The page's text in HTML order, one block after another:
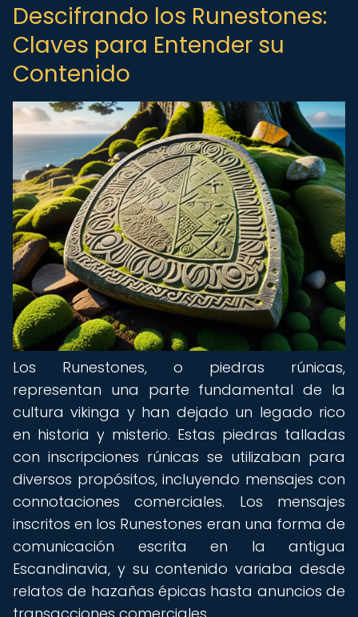
Descifrando los Runestones:
Claves para Entender su
Contenido
Los Runestones, o piedras rúnicas,
representan una parte fundamental de la
cultura vikinga y han dejado un legado rico
en historia y misterio. Estas piedras talladas
con inscripciones rúnicas se utilizaban para
diversos propósitos, incluyendo mensajes con
connotaciones comerciales. Los mensajes
inscritos en los Runestones eran una forma de
comunicación escrita en la antigua
Escandinavia, y su contenido variaba desde
relatos de hazañas épicas hasta anuncios de